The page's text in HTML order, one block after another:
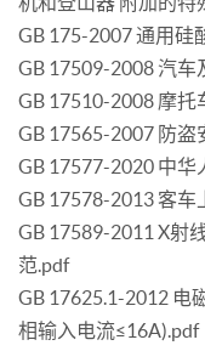
GB 175-2007 通用硅
GB 17509-2008 汽
GB 17510-2008 摩
GB 17565-2007 防
GB 17577-2020 中
GB 17578-2013 客
GB 17589-2011 X射
范.pdf
GB 17625.1-2012 电
相输入电流≤16A).pdf